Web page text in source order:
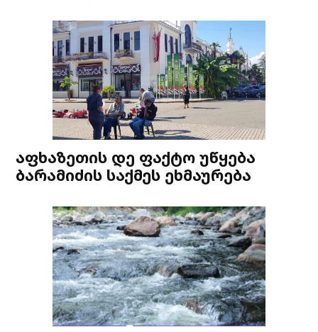
აფხაზეთის დე ფაქტო უწყება
ბარამიძის საქმეს ეხმაურება